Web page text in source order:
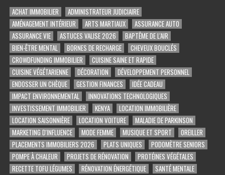
ACHAT IMMOBILIER
ADMINISTRATEUR JUDICIAIRE
AMÉNAGEMENT INTÉRIEUR
ARTS MARTIAUX
ASSURANCE AUTO
ASSURANCE VIE
ASTUCES VALISE 2026
BAPTÊME DE L'AIR
BIEN-ÊTRE MENTAL
BORNES DE RECHARGE
CHEVEUX BOUCLÉS
CROWDFUNDING IMMOBILIER
CUISINE SAINE ET RAPIDE
CUISINE VÉGÉTARIENNE
DÉCORATION
DÉVELOPPEMENT PERSONNEL
ENDOSSER UN CHÈQUE
GESTION FINANCES
IDÉE CADEAU
IMPACT ENVIRONNEMENTAL
INNOVATIONS TECHNOLOGIQUES
INVESTISSEMENT IMMOBILIER
KENYA
LOCATION IMMOBILIÈRE
LOCATION SAISONNIÈRE
LOCATION VOITURE
MALADIE DE PARKINSON
MARKETING D'INFLUENCE
MODE FEMME MUSIQUE ET SPORT
OREILLER
PLACEMENTS IMMOBILIERS 2026
PLATS UNIQUES
PODOMÈTRE SENIORS
POMPE À CHALEUR
PROJETS DE RÉNOVATION
PROTÉINES VÉGÉTALES
RECETTE TOFU LÉGUMES
RÉNOVATION ÉNERGÉTIQUE
SANTÉ MENTALE